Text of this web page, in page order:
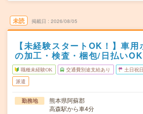
未読 掲載日 2026/08/05
【未経験スタートOK！】車用
の加工・検査・梱包/日払いOK
職種未経験OK 交通費別途支給あり 土日祝
派遣
勤務地
熊本県阿蘇郡
高森駅から車4分